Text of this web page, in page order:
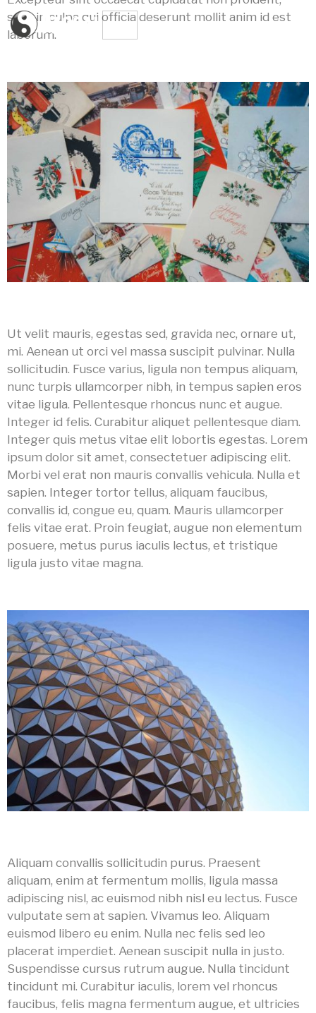
sunt in culpa qui officia deserunt mollit anim id est
laborum.
Ut velit mauris, egestas sed, gravida nec, ornare ut,
mi. Aenean ut orci vel massa suscipit pulvinar. Nulla
sollicitudin. Fusce varius, ligula non tempus aliquam,
nunc turpis ullamcorper nibh, in tempus sapien eros
vitae ligula. Pellentesque rhoncus nunc et augue.
Integer id felis. Curabitur aliquet pellentesque diam.
Integer quis metus vitae elit lobortis egestas. Lorem
ipsum dolor sit amet, consectetuer adipiscing elit.
Morbi vel erat non mauris convallis vehicula. Nulla et
sapien. Integer tortor tellus, aliquam faucibus,
convallis id, congue eu, quam. Mauris ullamcorper
felis vitae erat. Proin feugiat, augue non elementum
posuere, metus purus iaculis lectus, et tristique
ligula justo vitae magna.
Aliquam convallis sollicitudin purus. Praesent
aliquam, enim at fermentum mollis, ligula massa
adipiscing nisl, ac euismod nibh nisl eu lectus. Fusce
vulputate sem at sapien. Vivamus leo. Aliquam
euismod libero eu enim. Nulla nec felis sed leo
placerat imperdiet. Aenean suscipit nulla in justo.
Suspendisse cursus rutrum augue. Nulla tincidunt
tincidunt mi. Curabitur iaculis, lorem vel rhoncus
faucibus, felis magna fermentum augue, et ultricies